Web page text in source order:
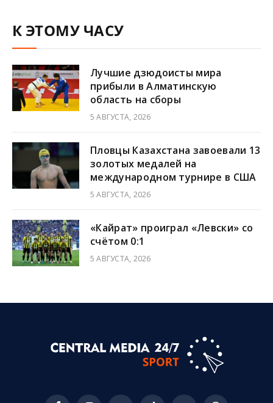
К ЭТОМУ ЧАСУ
Лучшие дзюдоисты мира
прибыли в Алматинскую
область на сборы
5 АВГУСТА, 2026
Пловцы Казахстана завоевали 13
золотых медалей на
международном турнире в США
5 АВГУСТА, 2026
«Кайрат» проиграл «Левски» со
счётом 0:1
5 АВГУСТА, 2026